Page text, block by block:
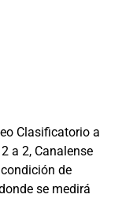
Clasificatorio a
a 2, Canalense
de
se medirá